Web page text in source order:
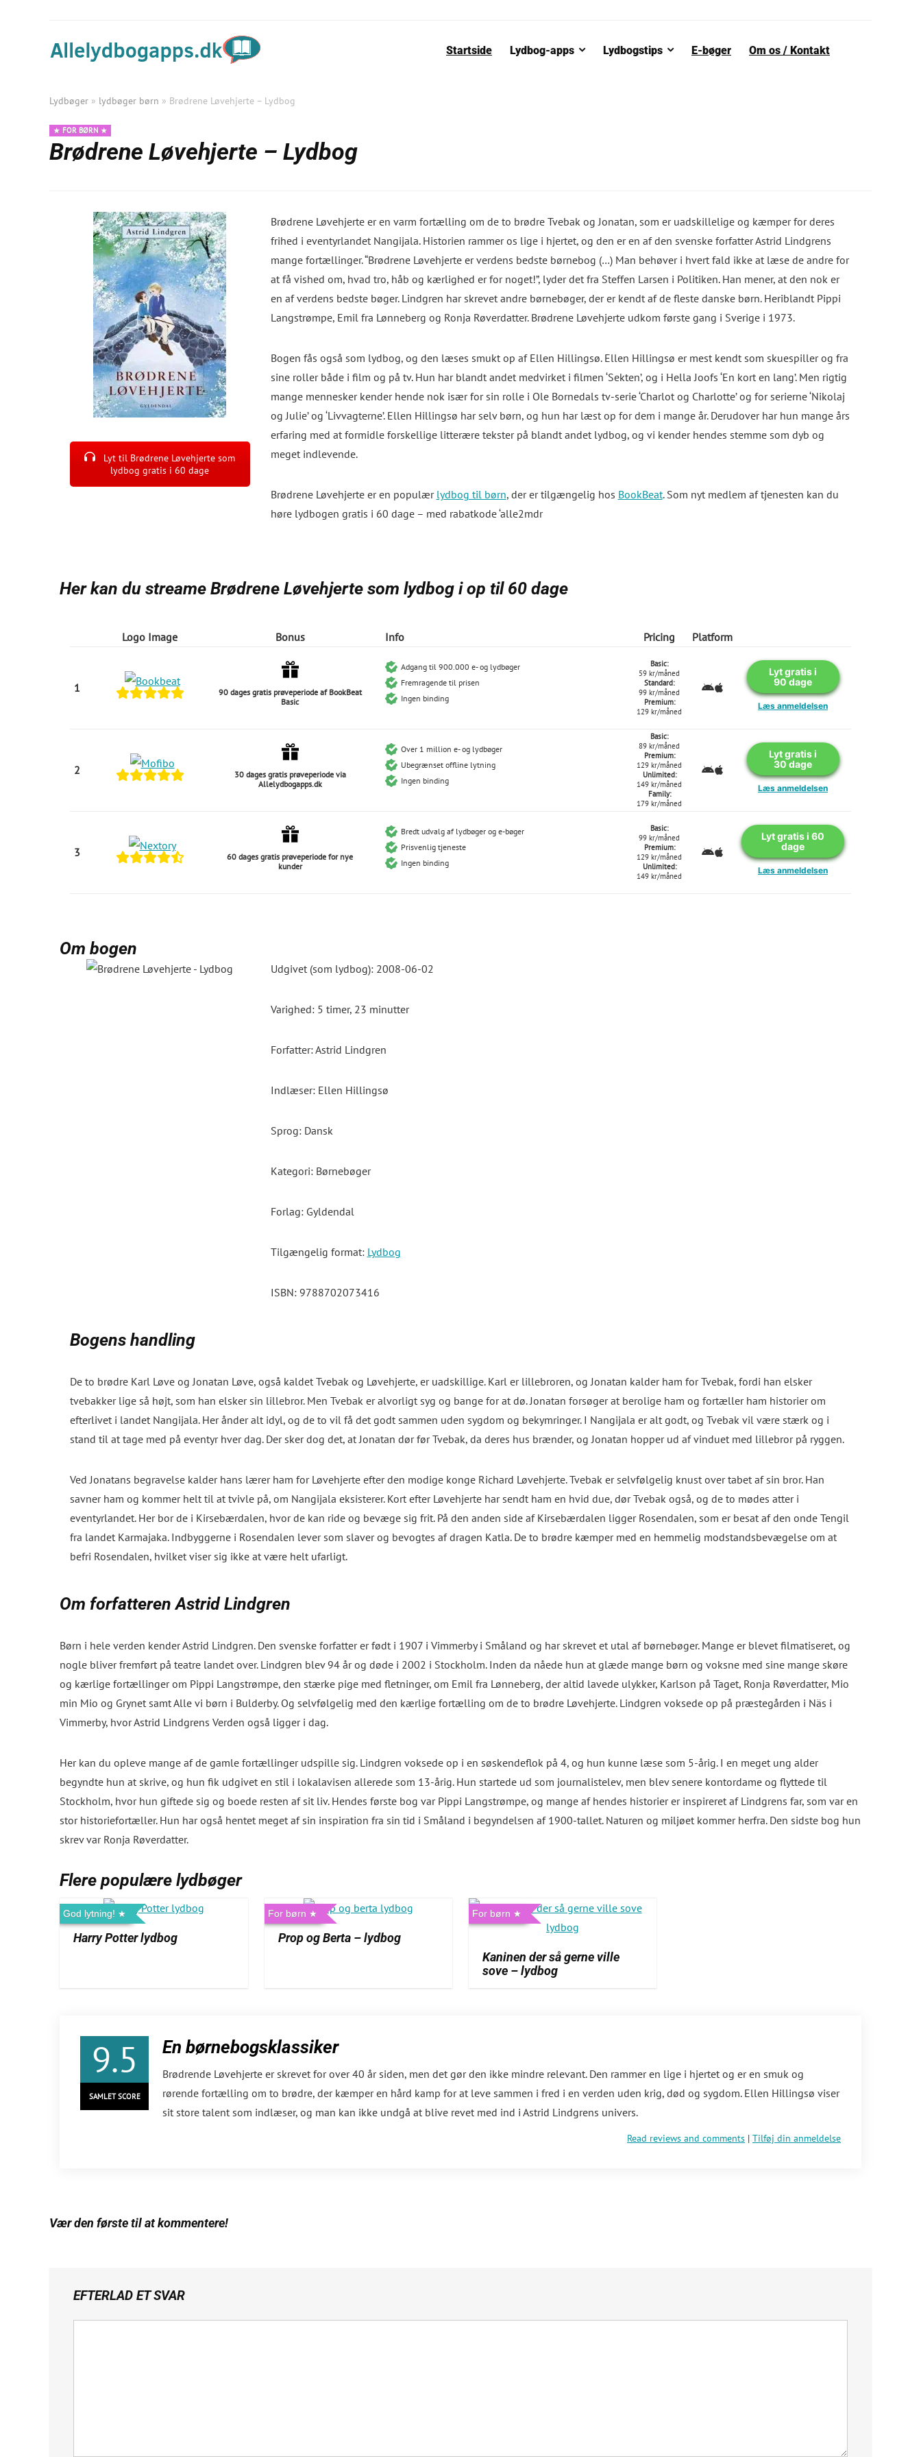
Startside Lydbog-apps Lydbogstips E-bøger Om os / Kontakt
Lydbøger » lydbøger børn » Brødrene Løvehjerte – Lydbog
FOR BØRN
Brødrene Løvehjerte – Lydbog
Lyt til Brødrene Løvehjerte som
lydbog gratis i 60 dage
Brødrene Løvehjerte er en varm fortælling om de to brødre Tvebak og Jonatan, som er uadskillelige og kæmper for deres
frihed i eventyrlandet Nangijala. Historien rammer os lige i hjertet, og den er en af den svenske forfatter Astrid Lindgrens
mange fortællinger. “Brødrene Løvehjerte er verdens bedste børnebog (…) Man behøver i hvert fald ikke at læse de andre for
at få vished om, hvad tro, håb og kærlighed er for noget!”, lyder det fra Steffen Larsen i Politiken. Han mener, at den nok er
en af verdens bedste bøger. Lindgren har skrevet andre børnebøger, der er kendt af de fleste danske børn. Heriblandt Pippi
Langstrømpe, Emil fra Lønneberg og Ronja Røverdatter. Brødrene Løvehjerte udkom første gang i Sverige i 1973.
Bogen fås også som lydbog, og den læses smukt op af Ellen Hillingsø. Ellen Hillingsø er mest kendt som skuespiller og fra
sine roller både i film og på tv. Hun har blandt andet medvirket i filmen ‘Sekten’, og i Hella Joofs ‘En kort en lang’. Men rigtig
mange mennesker kender hende nok især for sin rolle i Ole Bornedals tv-serie ‘Charlot og Charlotte’ og for serierne ‘Nikolaj
og Julie’ og ‘Livvagterne’. Ellen Hillingsø har selv børn, og hun har læst op for dem i mange år. Derudover har hun mange års
erfaring med at formidle forskellige litterære tekster på blandt andet lydbog, og vi kender hendes stemme som dyb og
meget indlevende.
Brødrene Løvehjerte er en populær lydbog til børn, der er tilgængelig hos BookBeat. Som nyt medlem af tjenesten kan du
høre lydbogen gratis i 60 dage – med rabatkode ‘alle2mdr
Her kan du streame Brødrene Løvehjerte som lydbog i op til 60 dage
Logo Image Bonus Info Pricing Platform
1
90 dages gratis prøveperiode af BookBeat
Basic
Adgang til 900.000 e- og lydbøger
Fremragende til prisen
Ingen binding
Basic:
59 kr/måned
Standard:
99 kr/måned
Premium:
129 kr/måned
Lyt gratis i
90 dage
Læs anmeldelsen
2
30 dages gratis prøveperiode via
Allelydbogapps.dk
Over 1 million e- og lydbøger
Ubegrænset offline lytning
Ingen binding
Basic:
89 kr/måned
Premium:
129 kr/måned
Unlimited:
149 kr/måned
Family:
179 kr/måned
Lyt gratis i
30 dage
Læs anmeldelsen
3
60 dages gratis prøveperiode for nye
kunder
Bredt udvalg af lydbøger og e-bøger
Prisvenlig tjeneste
Ingen binding
Basic:
99 kr/måned
Premium:
129 kr/måned
Unlimited:
149 kr/måned
Lyt gratis i 60
dage
Læs anmeldelsen
Om bogen
Udgivet (som lydbog): 2008-06-02
Varighed: 5 timer, 23 minutter
Forfatter: Astrid Lindgren
Indlæser: Ellen Hillingsø
Sprog: Dansk
Kategori: Børnebøger
Forlag: Gyldendal
Tilgængelig format: Lydbog
ISBN: 9788702073416
Bogens handling
De to brødre Karl Løve og Jonatan Løve, også kaldet Tvebak og Løvehjerte, er uadskillige. Karl er lillebroren, og Jonatan kalder ham for Tvebak, fordi han elsker
tvebakker lige så højt, som han elsker sin lillebror. Men Tvebak er alvorligt syg og bange for at dø. Jonatan forsøger at berolige ham og fortæller ham historier om
efterlivet i landet Nangijala. Her ånder alt idyl, og de to vil få det godt sammen uden sygdom og bekymringer. I Nangijala er alt godt, og Tvebak vil være stærk og i
stand til at tage med på eventyr hver dag. Der sker dog det, at Jonatan dør før Tvebak, da deres hus brænder, og Jonatan hopper ud af vinduet med lillebror på ryggen.
Ved Jonatans begravelse kalder hans lærer ham for Løvehjerte efter den modige konge Richard Løvehjerte. Tvebak er selvfølgelig knust over tabet af sin bror. Han
savner ham og kommer helt til at tvivle på, om Nangijala eksisterer. Kort efter Løvehjerte har sendt ham en hvid due, dør Tvebak også, og de to mødes atter i
eventyrlandet. Her bor de i Kirsebærdalen, hvor de kan ride og bevæge sig frit. På den anden side af Kirsebærdalen ligger Rosendalen, som er besat af den onde Tengil
fra landet Karmajaka. Indbyggerne i Rosendalen lever som slaver og bevogtes af dragen Katla. De to brødre kæmper med en hemmelig modstandsbevægelse om at
befri Rosendalen, hvilket viser sig ikke at være helt ufarligt.
Om forfatteren Astrid Lindgren
Børn i hele verden kender Astrid Lindgren. Den svenske forfatter er født i 1907 i Vimmerby i Småland og har skrevet et utal af børnebøger. Mange er blevet filmatiseret, og
nogle bliver fremført på teatre landet over. Lindgren blev 94 år og døde i 2002 i Stockholm. Inden da nåede hun at glæde mange børn og voksne med sine mange skøre
og kærlige fortællinger om Pippi Langstrømpe, den stærke pige med fletninger, om Emil fra Lønneberg, der altid lavede ulykker, Karlson på Taget, Ronja Røverdatter, Mio
min Mio og Grynet samt Alle vi børn i Bulderby. Og selvfølgelig med den kærlige fortælling om de to brødre Løvehjerte. Lindgren voksede op på præstegården i Näs i
Vimmerby, hvor Astrid Lindgrens Verden også ligger i dag.
Her kan du opleve mange af de gamle fortællinger udspille sig. Lindgren voksede op i en søskendeflok på 4, og hun kunne læse som 5-årig. I en meget ung alder
begyndte hun at skrive, og hun fik udgivet en stil i lokalavisen allerede som 13-årig. Hun startede ud som journalistelev, men blev senere kontordame og flyttede til
Stockholm, hvor hun giftede sig og boede resten af sit liv. Hendes første bog var Pippi Langstrømpe, og mange af hendes historier er inspireret af Lindgrens far, som var en
stor historiefortæller. Hun har også hentet meget af sin inspiration fra sin tid i Småland i begyndelsen af 1900-tallet. Naturen og miljøet kommer herfra. Den sidste bog hun
skrev var Ronja Røverdatter.
Flere populære lydbøger
God lytning!
Harry Potter lydbog
For børn
Prop og Berta – lydbog
For børn
Kaninen der så gerne ville
sove – lydbog
9.5
SAMLET SCORE
En børnebogsklassiker
Brødrende Løvehjerte er skrevet for over 40 år siden, men det gør den ikke mindre relevant. Den rammer en lige i hjertet og er en smuk og
rørende fortælling om to brødre, der kæmper en hård kamp for at leve sammen i fred i en verden uden krig, død og sygdom. Ellen Hillingsø viser
sit store talent som indlæser, og man kan ikke undgå at blive revet med ind i Astrid Lindgrens univers.
Tilføj din anmeldelse
|
Read reviews and comments
Vær den første til at kommentere!
EFTERLAD ET SVAR